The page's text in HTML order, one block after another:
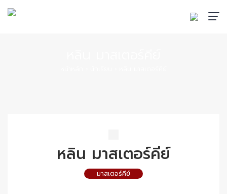
หลิน มาสเตอร์คีย์
มาสเตอร์คีย์